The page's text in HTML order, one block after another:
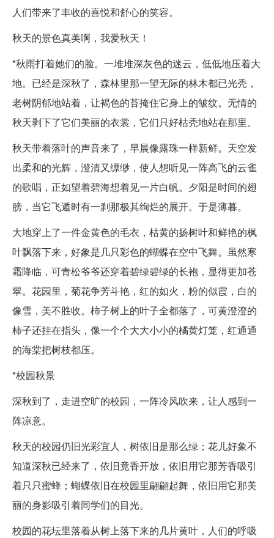
人们带来了丰收的喜悦和舒心的笑容。
秋天的景色真美啊，我爱秋天！
*秋雨打着她们的脸。一堆堆深灰色的迷云，低低地压着大
地。已经是深秋了，森林里那一望无际的林木都已光秃，
老树阴郁地站着，让褐色的苔掩住它身上的皱纹。无情的
秋天剥下了它们美丽的衣裳，它们只好枯秃地站在那里。
秋天带着落叶的声音来了，早晨像露珠一样新鲜。天空发
出柔和的光辉，澄清又缥缈，使人想听见一阵高飞的云雀
的歌唱，正如望着碧海想着见一片白帆。夕阳是时间的翅
膀，当它飞遁时有一刹那极其绚烂的展开。于是薄暮。
大地穿上了一件金黄色的毛衣，枯黄的扬树叶和鲜艳的枫
叶飘落下来，好象是几只彩色的蝴蝶在空中飞舞。虽然寒
霜降临，可青松爷爷还穿着碧绿碧绿的长袍，显得更加苍
翠。花园里，菊花争芳斗艳，红的如火，粉的似霞，白的
像雪，美不胜收。柿子树上的叶子全都落了，可黄澄澄的
柿子还挂在指头，像一个个大大小小的橘黄灯笼，红通通
的海棠把树枝都压。
*校园秋景
深秋到了，走进空旷的校园，一阵冷风吹来，让人感到一
阵凉意。
秋天的校园仍旧光彩宜人，树依旧是那么绿；花儿好象不
知道深秋已经来了，依旧竟香开放，依旧用它那芳香吸引
着只只蜜蜂；蝴蝶依旧在校园里翩翩起舞，依旧用它那美
丽的身影吸引着同学们的目光。
校园的花坛里落着从树上落下来的几片黄叶，人们的呼吸